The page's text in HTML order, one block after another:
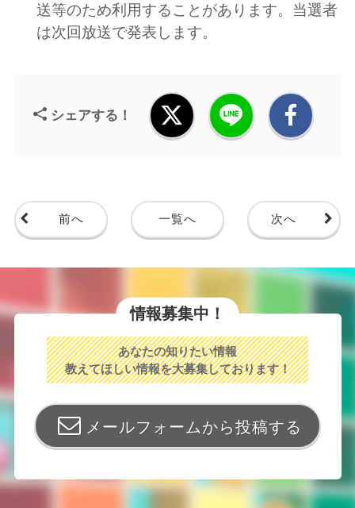
送等のため利用することがあります。当選者
は次回放送で発表します。
シェアする！
前へ 一覧へ 次へ
情報募集中！
あなたの知りたい情報
教えてほしい情報を大募集しております！
メールフォームから投稿する